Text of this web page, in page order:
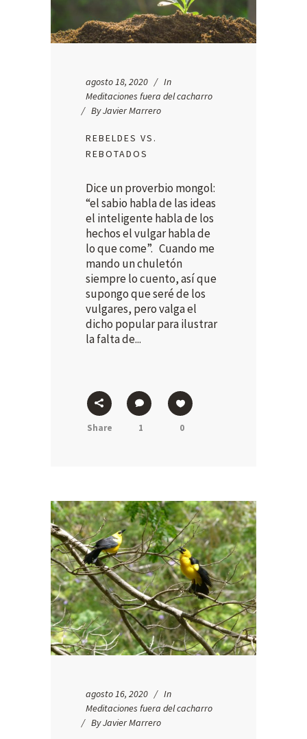
agosto 18, 2020
In
Meditaciones fuera del cacharro
ByJavier Marrero
REBELDES VS.
REBOTADOS
Dice un proverbio mongol:
“el sabio habla de las ideas
el inteligente habla de los
hechos el vulgar habla de
lo que come”. Cuando me
mando un chuletón
siempre lo cuento, así que
supongo que seré de los
vulgares, pero valga el
dicho popular para ilustrar
la falta de...
Share 1 0
agosto 16, 2020
In
Meditaciones fuera del cacharro
ByJavier Marrero